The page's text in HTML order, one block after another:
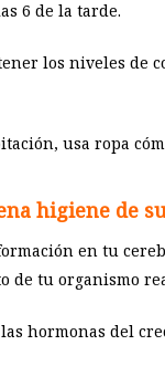
6 de la tarde.
los niveles
usa ropa
higiene de
en tu
de tu organismo
hormonas del